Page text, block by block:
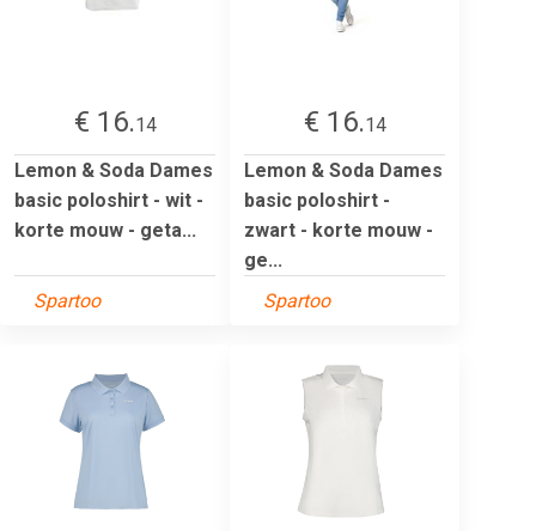
€ 16.14
Lemon & Soda Dames
basic poloshirt - wit -
korte mouw - geta...
Spartoo
€ 16.14
Lemon & Soda Dames
basic poloshirt -
zwart - korte mouw -
ge...
Spartoo